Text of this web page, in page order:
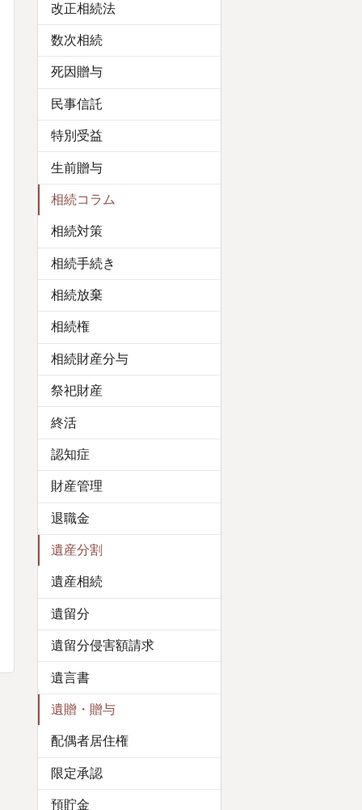
改正相続法
数次相続
死因贈与
民事信託
特別受益
生前贈与
相続コラム
相続対策
相続手続き
相続放棄
相続権
相続財産分与
祭祀財産
終活
認知症
財産管理
退職金
遺産分割
遺産相続
遺留分
遺留分侵害額請求
遺言書
遺贈・贈与
配偶者居住権
限定承認
預貯金